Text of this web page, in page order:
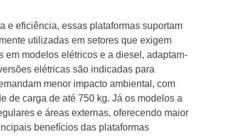
e eficiência, essas plataformas suportam
utilizadas em setores que exigem
em modelos elétricos e a diesel, adaptam-
elétricas são indicadas para
menor impacto ambiental, com
de carga de até 750 kg. Já os modelos a
e áreas externas, oferecendo maior
benefícios das plataformas